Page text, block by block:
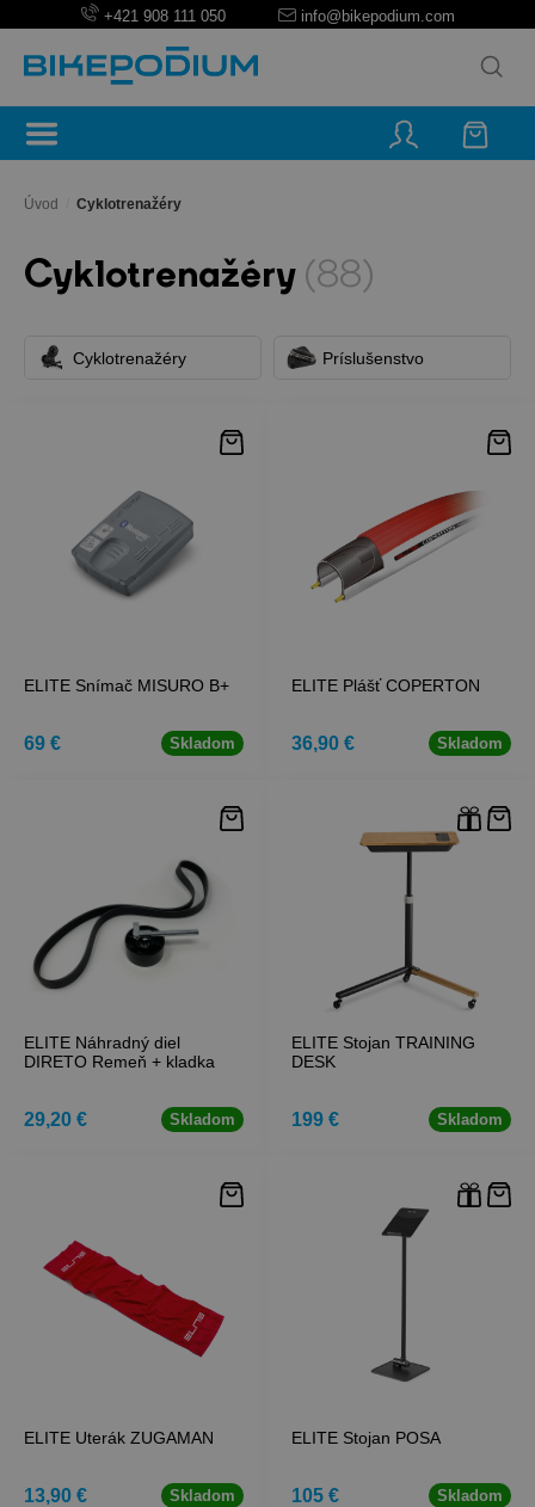
+421 908 111 050 info@bikepodium.com
Úvod Cyklotrenažéry
Cyklotrenažéry(88)
Cyklotrenažéry Príslušenstvo
ELITE Snímač MISURO B+
69 € Skladom
ELITE Plášť COPERTON
36,90 € Skladom
ELITE Náhradný diel
DIRETO Remeň + kladka
29,20 € Skladom
ELITE Stojan TRAINING
DESK
199 € Skladom
ELITE Uterák ZUGAMAN
13,90 € Skladom
ELITE Stojan POSA
105 € Skladom